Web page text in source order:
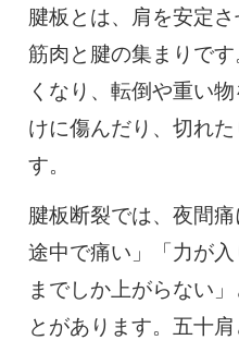
腱板とは、肩を安定
筋肉と腱の集まりで
くなり、転倒や重い
けに傷んだり、切れ
す。
腱板断裂では、夜間
途中で痛い」「力が
までしか上がらない
とがあります。五十